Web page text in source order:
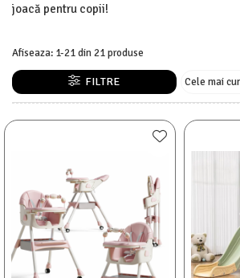
joacă pentru copii!
Afiseaza: 1-21din21produse
FILTRE